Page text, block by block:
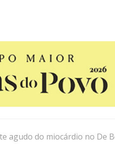
agudo do miocárdio no De